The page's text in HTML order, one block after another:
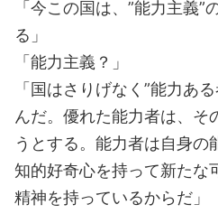
「今この国は、”能力主義
る」
「能力主義？」
「国はさりげなく”能力あ
んだ。優れた能力者は、そ
うとする。能力者は自身の
知的好奇心を持って新たな
精神を持っているからだ」